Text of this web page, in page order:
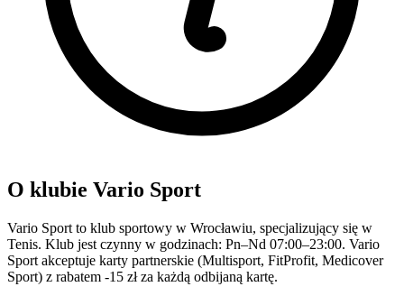
O klubie Vario Sport
Vario Sport to klub sportowy w Wrocławiu, specjalizujący się w
Tenis. Klub jest czynny w godzinach: Pn–Nd 07:00–23:00. Vario
Sport akceptuje karty partnerskie (Multisport, FitProfit, Medicover
Sport) z rabatem -15 zł za każdą odbijaną kartę.